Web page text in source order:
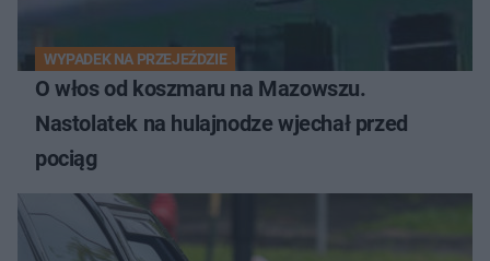
WYPADEK NA PRZEJEŹDZIE
O włos od koszmaru na Mazowszu.
Nastolatek na hulajnodze wjechał przed
pociąg